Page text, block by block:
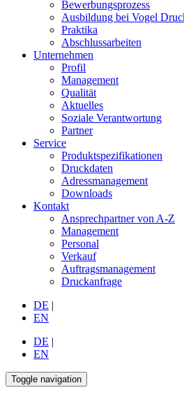
Bewerbungsprozess
Ausbildung bei Vogel
Praktika
Abschlussarbeiten
Unternehmen
Profil
Management
Qualität
Aktuelles
Soziale Verantwortung
Partner
Service
Produktspezifikationen
Druckdaten
Adressmanagement
Downloads
Kontakt
Ansprechpartner von A-Z
Management
Personal
Verkauf
Auftragsmanagement
Druckanfrage
DE |
EN
DE |
EN
Toggle navigation